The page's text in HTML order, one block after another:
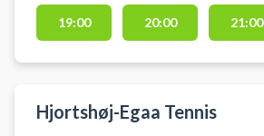
Højvangen.
19:00 20:00 21:00
Hjortshøj-Egaa Tennis